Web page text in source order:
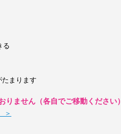
る
たまります
ません（各自でご移動ください）
＞